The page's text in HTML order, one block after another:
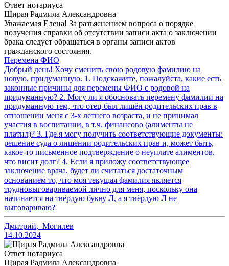
Ответ нотариуса
Щирая Радмила Александровна
Уважаемая Елена! За разъяснением вопроса о порядке
получения справки об отсутствии записи акта о заключении
брака следует обращаться в органы записи актов
гражданского состояния.
Перемена ФИО
Добрый день! Хочу сменить свою родовую фамилию на
новую, придуманную. 1. Подскажите, пожалуйста, какие есть
законные причины для перемены ФИО с родовой на
придуманную? 2. Могу ли я обосновать перемену фамилии на
придуманную тем, что отец был лишён родительских прав в
отношении меня с 3-х летнего возраста, и не принимал
участия в воспитании, в т.ч. финансово (алименты не
платил)? 3. Где я могу получить соответствующие документы:
решение суда о лишении родительских прав и, может быть,
какое-то письменное подтверждение о неуплате алиментов,
что висит долг? 4. Если я приложу соответствующее
заключение врача, будет ли считаться достаточным
основанием то, что моя текущая фамилия является
трудновыговариваемой лично для меня, поскольку она
начинается на твёрдую букву Л, а я твёрдую Л не
выговариваю?
Дмитрий, Могилев
14.10.2024
Ответ нотариуса
Щирая Радмила Александровна